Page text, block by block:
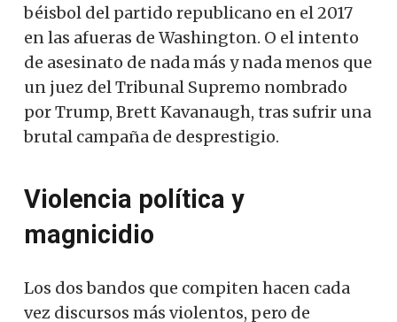
béisbol del partido republicano en el 2017
en las afueras de Washington. O el intento
de asesinato de nada más y nada menos que
un juez del Tribunal Supremo nombrado
por Trump, Brett Kavanaugh, tras sufrir una
brutal campaña de desprestigio.
Violencia política y
magnicidio
Los dos bandos que compiten hacen cada
vez discursos más violentos, pero de